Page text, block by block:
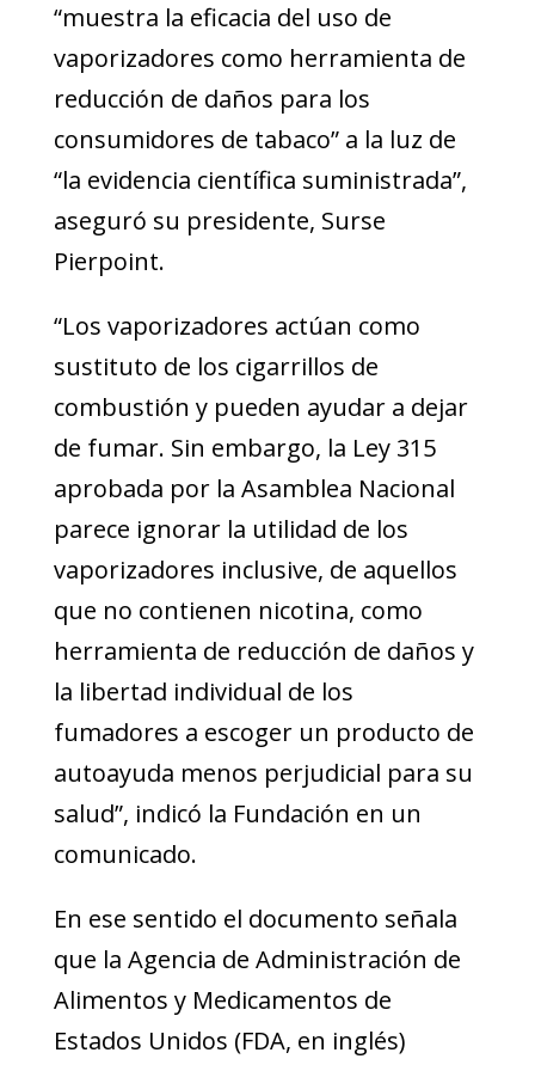
“muestra la eficacia del uso de
vaporizadores como herramienta de
reducción de daños para los
consumidores de tabaco” a la luz de
“la evidencia científica suministrada”,
aseguró su presidente, Surse
Pierpoint.
“Los vaporizadores actúan como
sustituto de los cigarrillos de
combustión y pueden ayudar a dejar
de fumar. Sin embargo, la Ley 315
aprobada por la Asamblea Nacional
parece ignorar la utilidad de los
vaporizadores inclusive, de aquellos
que no contienen nicotina, como
herramienta de reducción de daños y
la libertad individual de los
fumadores a escoger un producto de
autoayuda menos perjudicial para su
salud”, indicó la Fundación en un
comunicado.
En ese sentido el documento señala
que la Agencia de Administración de
Alimentos y Medicamentos de
Estados Unidos (FDA, en inglés)